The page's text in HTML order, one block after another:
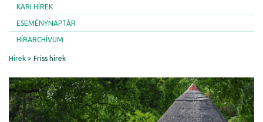
KARI HÍREK
ESEMÉNYNAPTÁR
HÍRARCHÍVUM
Hírek Friss hírek